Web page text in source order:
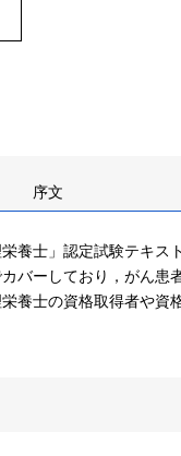
序文
養士」認定試験テキ
バーしており，がん
養士の資格取得者や